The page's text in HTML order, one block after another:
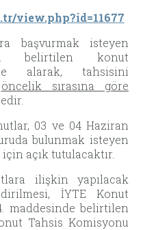
view.php?id=11677
başvurmak isteyen
belirtilen konut
alarak, tahsisini
öncelik sırasına göre
03 ve 04 Haziran
bulunmak isteyen
açık tutulacaktır.
ilişkin yapılacak
İYTE Konut
maddesinde belirtilen
Tahsis Komisyonu